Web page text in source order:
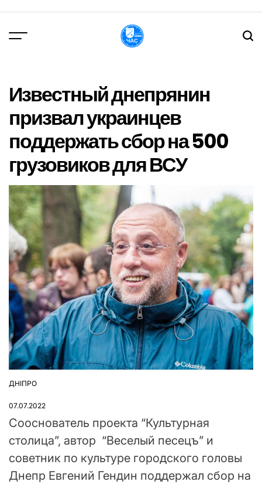
вмісту
Известный днепрянин
призвал украинцев
поддержать сбор на 500
грузовиков для ВСУ
ОПУБЛІКУВАТИ
ДНІПРО
07.07.2022
Сооснователь проекта “Культурная
столица”, автор “Веселый песецъ” и
советник по культуре городского головы
Днепр Евгений Гендин поддержал сбор на